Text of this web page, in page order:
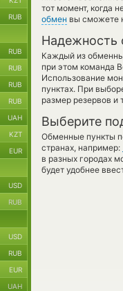
тот момент, когда
обмен вы сможете
Надежность
Каждый из
при этом команда
Использование
пунктах. При
размер резервов и
Выберите
Обменные пункты
странах, например:
в разных городах
будет удобнее
RUB
RUB
RUB
RUB
RUB
UAH
KZT
EUR
USD
RUB
USD
RUB
EUR
UAH